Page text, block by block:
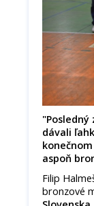
dávali
aspoň
Filip
bronzové